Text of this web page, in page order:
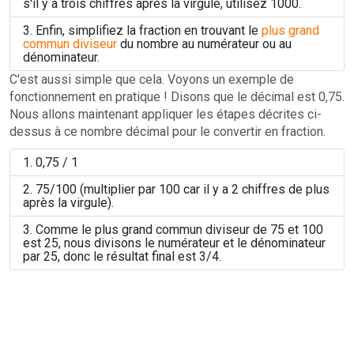
s'il y a trois chiffres après la virgule, utilisez 1000.
Enfin, simplifiez la fraction en trouvant le plus grand
commun diviseur du nombre au numérateur ou au
dénominateur.
C'est aussi simple que cela. Voyons un exemple de
fonctionnement en pratique ! Disons que le décimal est 0,75.
Nous allons maintenant appliquer les étapes décrites ci-
dessus à ce nombre décimal pour le convertir en fraction.
0,75 / 1
75/100 (multiplier par 100 car il y a 2 chiffres de plus
après la virgule).
Comme le plus grand commun diviseur de 75 et 100
est 25, nous divisons le numérateur et le dénominateur
par 25, donc le résultat final est 3/4.